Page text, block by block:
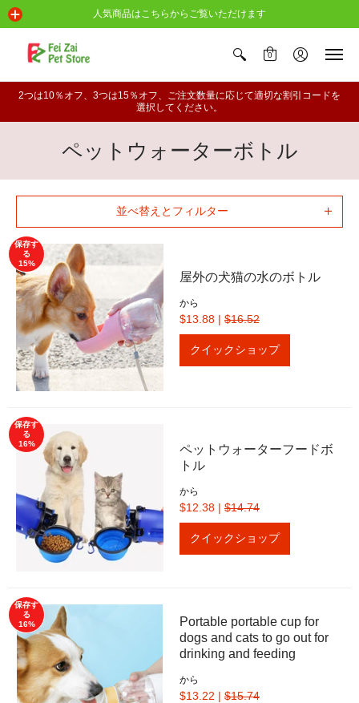
人気商品はこちらからご覧いただけます
0
2つは10％オフ、3つは15％オフ、ご注文数量に応じて適切な割引コードを
選択してください。
ペットウォーターボトル
並べ替えとフィルター
保存す
る
15%
屋外の犬猫の水のボトル
から
$13.88 | $16.52
クイックショップ
保存す
る
16%
ペットウォーターフードボ
トル
から
$12.38 | $14.74
クイックショップ
保存す
る
16%
Portable portable cup for
dogs and cats to go out for
drinking and feeding
から
$13.22 | $15.74